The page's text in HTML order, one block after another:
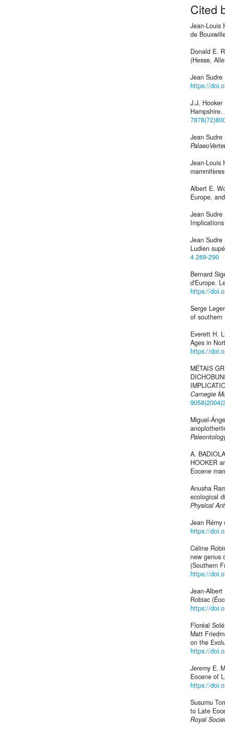
Cited
Jean-Louis
de
Donald E.
(Hesse,
Jean
https://
J.J. Hooker
Hampshire.
Jean Sudre
Jean-Louis
Albert E.
Europe,
Jean
Jean
Ludien
4.269-290
Bernard
d'Europe.
https://
Serge
of
Everett H.
Ages in
https://
MÉTAIS
Carnegie
Miguel-
A.
HOOKER
Eocene
Anusha
ecological
Physical
Jean Rémy
https://
Céline
new genus
(Southern
https://
Jean-Albert
Robiac
https://
Floréal
Matt
on the
https://
Jeremy E.
Eocene of
https://
Susumu
to Late
Royal